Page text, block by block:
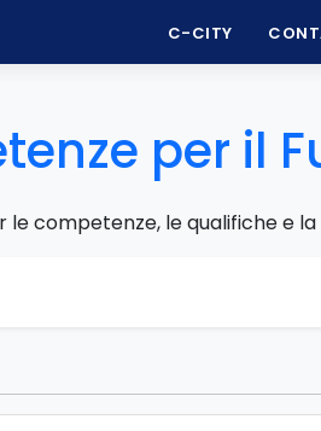
C-CITY
per il
competenze, le qualifiche e